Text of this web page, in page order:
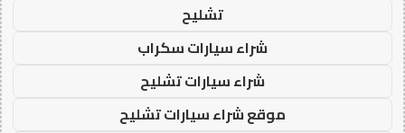
تشليح
شراء سيارات سكراب
شراء سيارات تشليح
موقع شراء سيارات تشليح